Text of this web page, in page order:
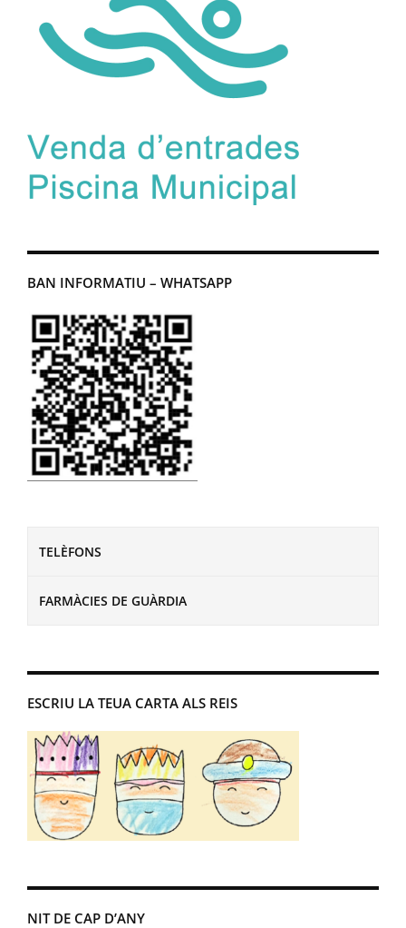
BAN INFORMATIU – WHATSAPP
TELÈFONS
FARMÀCIES DE GUÀRDIA
ESCRIU LA TEUA CARTA ALS REIS
NIT DE CAP D’ANY